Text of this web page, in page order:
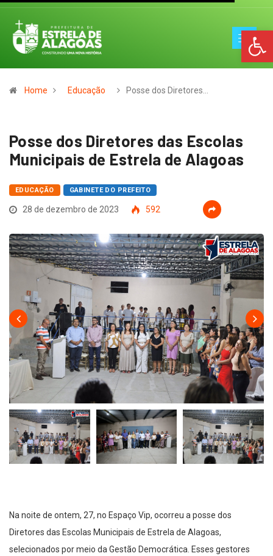
Home Educação Posse dos Diretores…
Posse dos Diretores das Escolas
Municipais de Estrela de Alagoas
EDUCAÇÃO GABINETE DO PREFEITO
28 de dezembro de 2023 592
Na noite de ontem, 27, no Espaço Vip, ocorreu a posse dos
Diretores das Escolas Municipais de Estrela de Alagoas,
selecionados por meio da Gestão Democrática. Esses gestores